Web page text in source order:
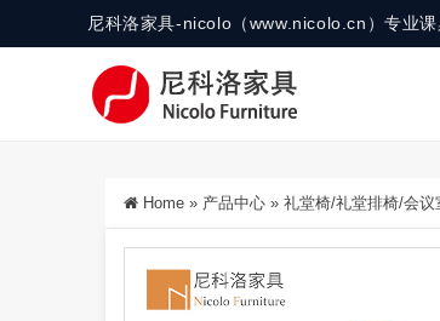
尼科洛家具-nicolo（www.nicolo.cn）专业
Home » 产品中心 » 礼堂椅/礼堂排椅/会议